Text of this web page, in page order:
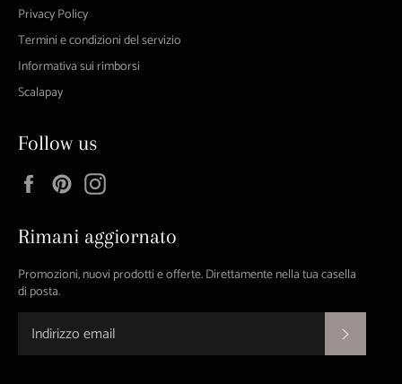
Privacy Policy
Termini e condizioni del servizio
Informativa sui rimborsi
Scalapay
Follow us
FacebookPinterest
Rimani aggiornato
Promozioni, nuovi prodotti e offerte. Direttamente nella tua casella
di posta.